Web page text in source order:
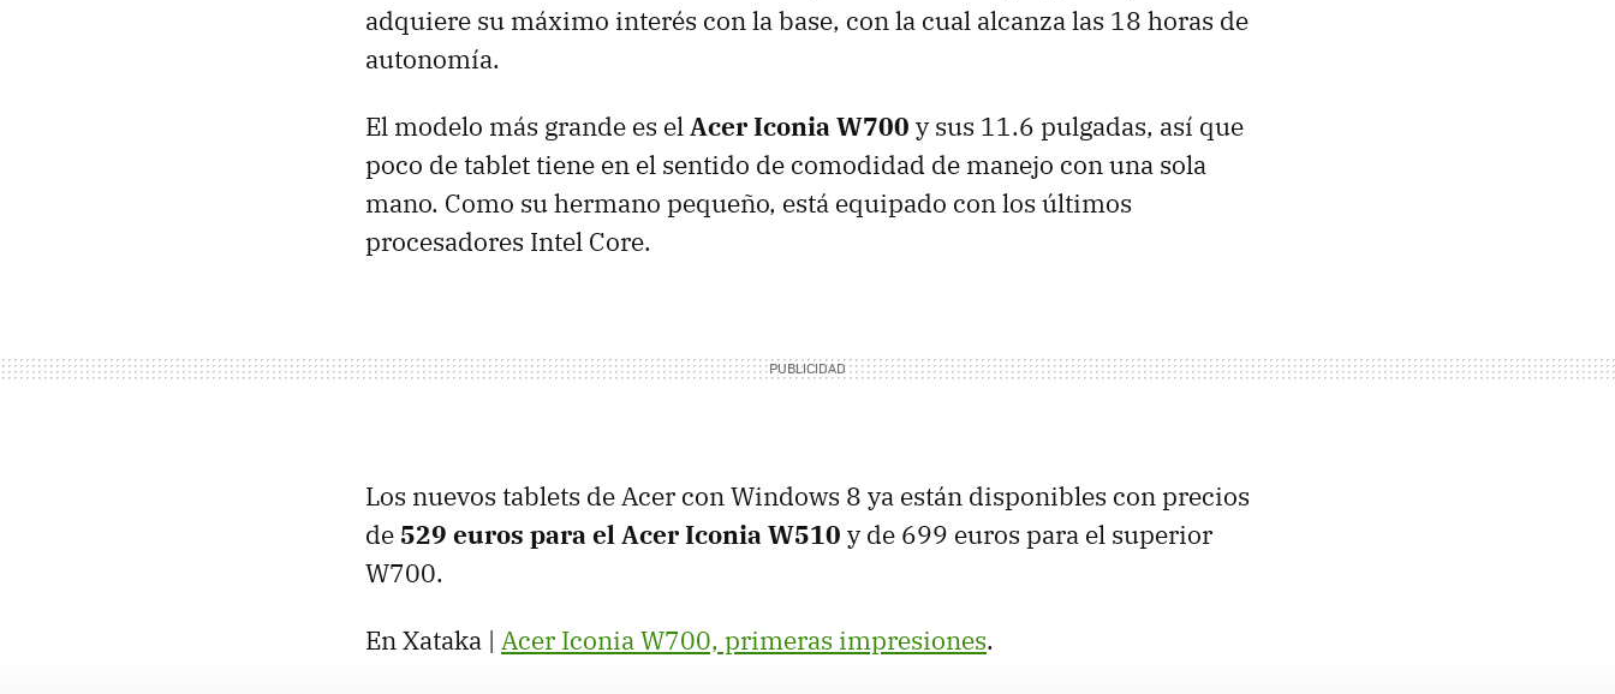
adquiere su máximo interés con la base, con la cual alcanza las 18 horas de
autonomía.
El modelo más grande es elAcer Iconia W700 y sus 11.6 pulgadas, así que
poco de tablet tiene en el sentido de comodidad de manejo con una sola
mano. Como su hermano pequeño, está equipado con los últimos
procesadores Intel Core.
Los nuevos tablets de Acer con Windows 8 ya están disponibles con precios
de 529 euros para el Acer Iconia W510 y de 699 euros para el superior
W700.
En Xataka | Acer Iconia W700, primeras impresiones.